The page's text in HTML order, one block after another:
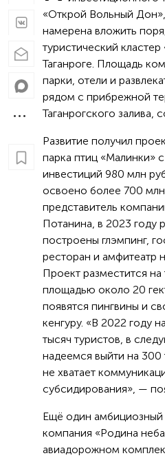
«Открой Вольный
намерена вложить
туристический
Таганроге. Площадь
парки, отели и
рядом с прибрежной
Таганрогского залива,
Развитие получил
парка птиц
инвестиций 980 млн
освоено более 700 млн
представитель
Потанина, в 2023 году
построены глэмпинг,
ресторан и амфитеатр
Проект разместится
площадью около 20
появятся пингвины и
кенгуру. «В 2022 году
тысяч туристов, в
надеемся выйти на 300
не хватает
субсидирования», —
Ещё один амбициозный
компания «Родина
авиадорожном